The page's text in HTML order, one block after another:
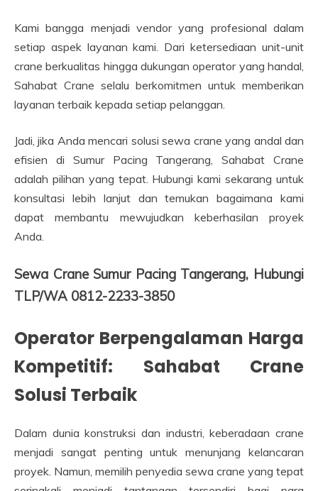
Kami bangga menjadi vendor yang profesional dalam
setiap aspek layanan kami. Dari ketersediaan unit-unit
crane berkualitas hingga dukungan operator yang handal,
Sahabat Crane selalu berkomitmen untuk memberikan
layanan terbaik kepada setiap pelanggan.
Jadi, jika Anda mencari solusi sewa crane yang andal dan
efisien di Sumur Pacing Tangerang, Sahabat Crane
adalah pilihan yang tepat. Hubungi kami sekarang untuk
konsultasi lebih lanjut dan temukan bagaimana kami
dapat membantu mewujudkan keberhasilan proyek
Anda.
Sewa Crane Sumur Pacing Tangerang, Hubungi
TLP/WA 0812-2233-3850
Operator Berpengalaman Harga
Kompetitif: Sahabat Crane
Solusi Terbaik
Dalam dunia konstruksi dan industri, keberadaan crane
menjadi sangat penting untuk menunjang kelancaran
proyek. Namun, memilih penyedia sewa crane yang tepat